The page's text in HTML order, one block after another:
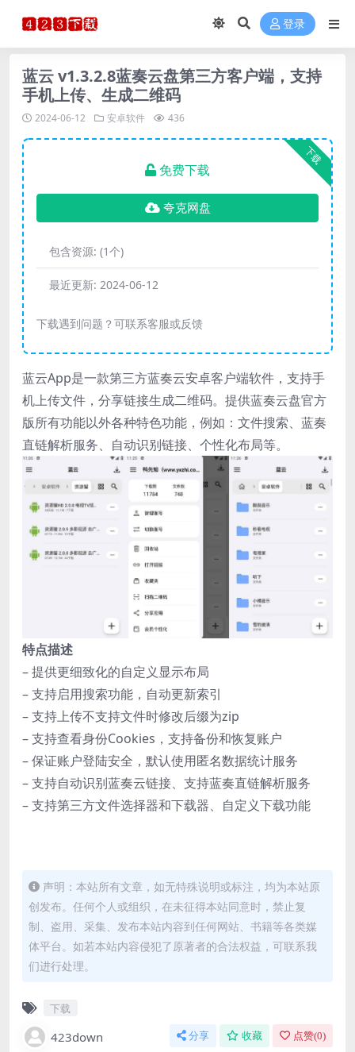
登录
蓝云 v1.3.2.8蓝奏云盘第三方客户端，支持
手机上传、生成二维码
2024-06-12 安卓软件 436
下载
免费下载
夸克网盘
包含资源: (1个)
最近更新: 2024-06-12
下载遇到问题？可联系客服或反馈
蓝云App是一款第三方蓝奏云安卓客户端软件，支持手
机上传文件，分享链接生成二维码。提供蓝奏云盘官方
版所有功能以外各种特色功能，例如：文件搜索、蓝奏
直链解析服务、自动识别链接、个性化布局等。
特点描述
– 提供更细致化的自定义显示布局
– 支持启用搜索功能，自动更新索引
– 支持上传不支持文件时修改后缀为zip
– 支持查看身份Cookies，支持备份和恢复账户
– 保证账户登陆安全，默认使用匿名数据统计服务
– 支持自动识别蓝奏云链接、支持蓝奏直链解析服务
– 支持第三方文件选择器和下载器、自定义下载功能
声明：本站所有文章，如无特殊说明或标注，均为本站原
创发布。任何个人或组织，在未征得本站同意时，禁止复
制、盗用、采集、发布本站内容到任何网站、书籍等各类媒
体平台。如若本站内容侵犯了原著者的合法权益，可联系我
们进行处理。
下载
423down 分享 收藏 点赞(0)